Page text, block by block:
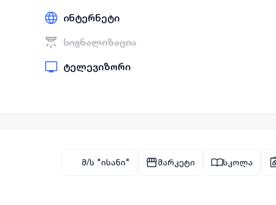
ინტერნეტი
სიგნალიზაცია
ტელევიზორი
მ/ს "ისანი" მარკეტი სკოლა